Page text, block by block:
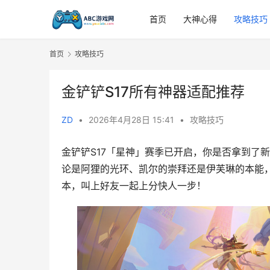
首页 大神心得 攻略技巧
首页 攻略技巧
金铲铲S17所有神器适配推荐
ZD • 2026年4月28日 15:41 • 攻略技巧
金铲铲S17「星神」赛季已开启，你是否拿到了
论是阿狸的光环、凯尔的崇拜还是伊芙琳的本
本，叫上好友一起上分快人一步！